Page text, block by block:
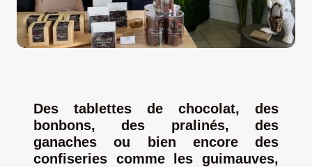
Rechercher:
Destablettes de chocolat,des
bonbons,des pralinés,des
ganaches ou bien encoredes
confiseries comme les guimauves,